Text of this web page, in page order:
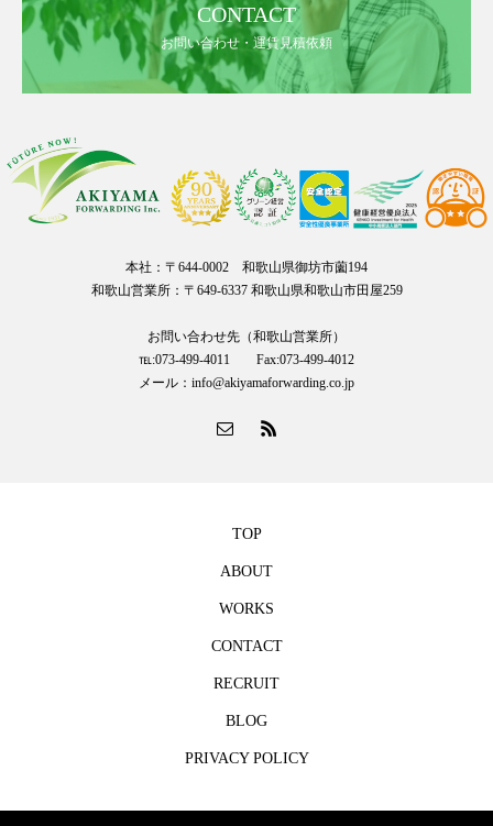
CONTACT
お問い合わせ・運賃見積依頼
本社：〒644-0002 和歌山県御坊市薗194
和歌山営業所：〒649-6337 和歌山県和歌山市田屋259
お問い合わせ先（和歌山営業所）
℡:073-499-4011 Fax:073-499-4012
メール：info@akiyamaforwarding.co.jp
TOP
ABOUT
WORKS
CONTACT
RECRUIT
BLOG
PRIVACY POLICY